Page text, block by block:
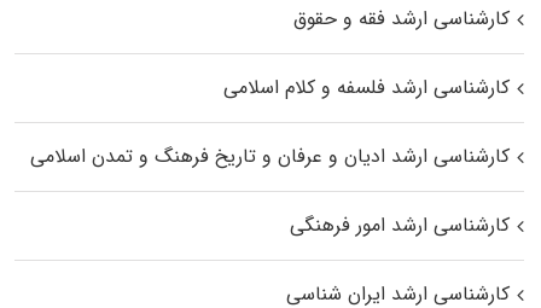
کارشناسی ارشد فقه و حقوق
کارشناسی ارشد فلسفه و کلام اسلامی
کارشناسی ارشد ادیان و عرفان و تاریخ فرهنگ و تمدن اسلامی
کارشناسی ارشد امور فرهنگی
کارشناسی ارشد ایران شناسی